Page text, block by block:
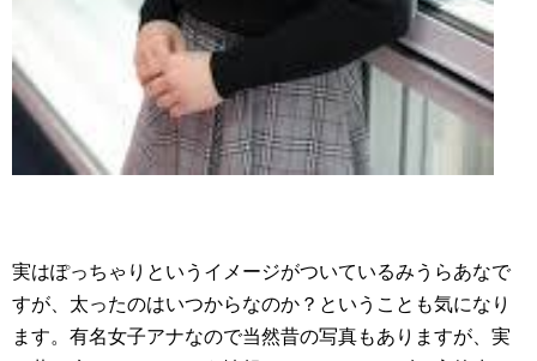
実はぽっちゃりというイメージがついているみうらあなで
すが、太ったのはいつからなのか？ということも気になり
ます。有名女子アナなので当然昔の写真もありますが、実